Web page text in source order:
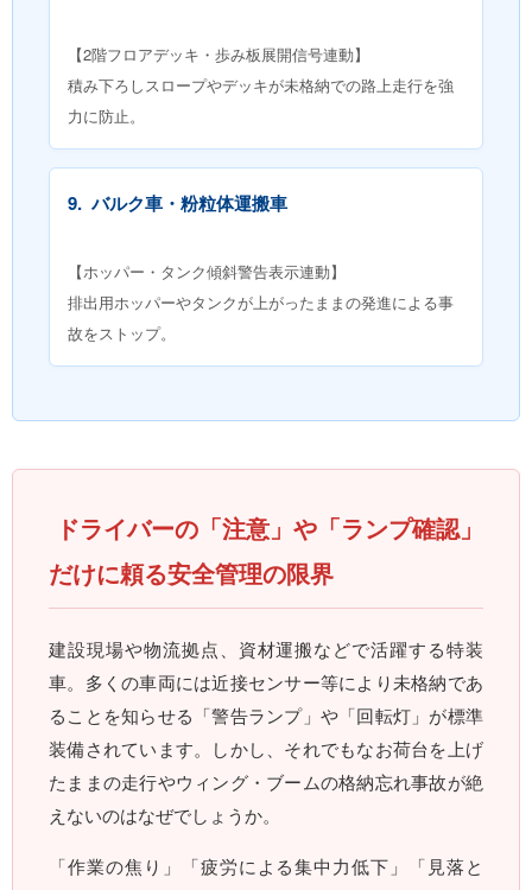
【2階フロアデッキ・歩み板展開信号連動】
積み下ろしスロープやデッキが未格納での路上走行を強
力に防止。
9. バルク車・粉粒体運搬車
【ホッパー・タンク傾斜警告表示連動】
排出用ホッパーやタンクが上がったままの発進による事
故をストップ。
ドライバーの「注意」や「ランプ確認」
だけに頼る安全管理の限界
建設現場や物流拠点、資材運搬などで活躍する特装
車。多くの車両には近接センサー等により未格納であ
ることを知らせる「警告ランプ」や「回転灯」が標準
装備されています。しかし、それでもなお荷台を上げ
たままの走行やウィング・ブームの格納忘れ事故が絶
えないのはなぜでしょうか。
「作業の焦り」「疲労による集中力低下」「見落と